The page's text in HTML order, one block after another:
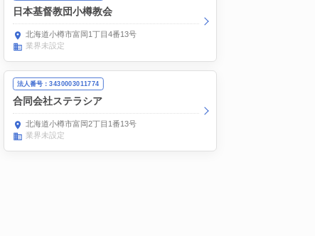
日本基督教団小樽教会
北海道小樽市富岡1丁目4番13号
業界未設定
法人番号：3430003011774
合同会社ステラシア
北海道小樽市富岡2丁目1番13号
業界未設定